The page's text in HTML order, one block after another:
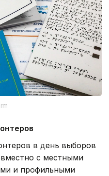
в день выборов
с местными
и профильными